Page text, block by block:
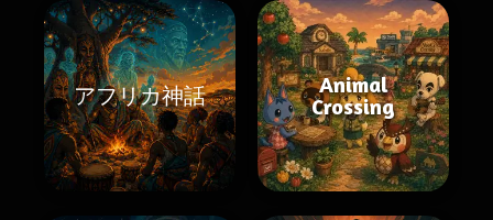
アフリカ神話
Animal
Crossing